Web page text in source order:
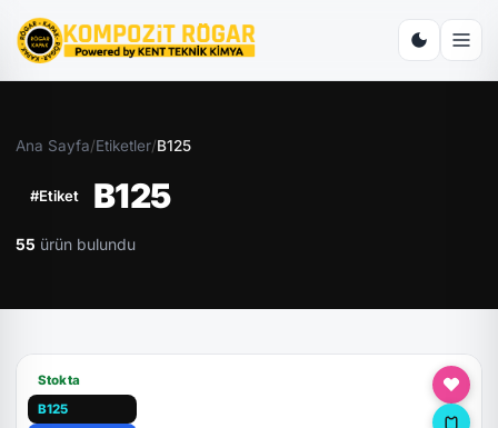
Ana Sayfa/Etiketler/B125
#Etiket B125
55 ürün bulundu
Stokta
B125